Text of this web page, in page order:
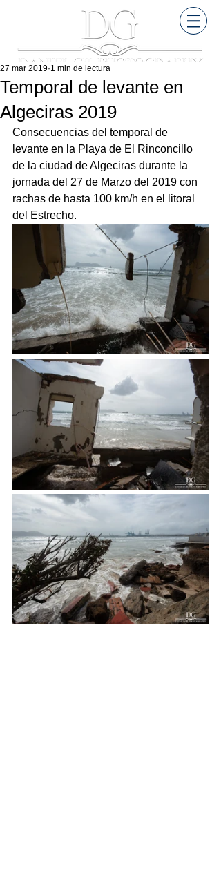
Temporal de levante en
Algeciras 2019
27 mar 2019 1 min de lectura
Consecuencias del temporal de
levante en la Playa de El Rinconcillo
de la ciudad de Algeciras durante la
jornada del 27 de Marzo del 2019 con
rachas de hasta 100 km/h en el litoral
del Estrecho.